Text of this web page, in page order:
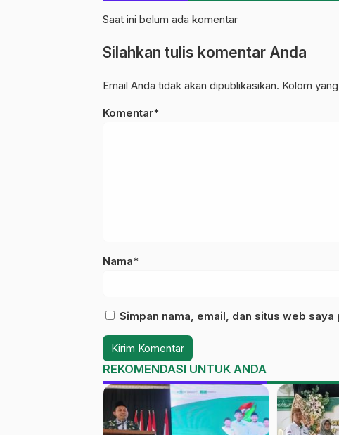
Saat ini belum ada komentar
Silahkan tulis komentar Anda
Email Anda tidak akan dipublikasikan. Kolom
Komentar*
Nama*
Simpan nama, email, dan situs web
REKOMENDASI UNTUK ANDA